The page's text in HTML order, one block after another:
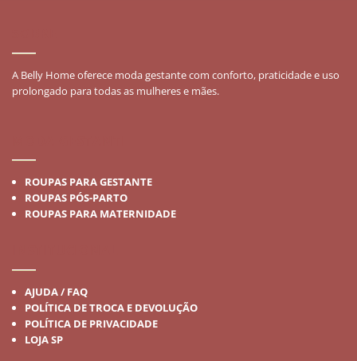
A Belly Home oferece moda gestante com conforto, praticidade e uso
prolongado para todas as mulheres e mães.
ROUPAS PARA GESTANTE
ROUPAS PÓS-PARTO
ROUPAS PARA MATERNIDADE
AJUDA / FAQ
POLÍTICA DE TROCA E DEVOLUÇÃO
POLÍTICA DE PRIVACIDADE
LOJA SP